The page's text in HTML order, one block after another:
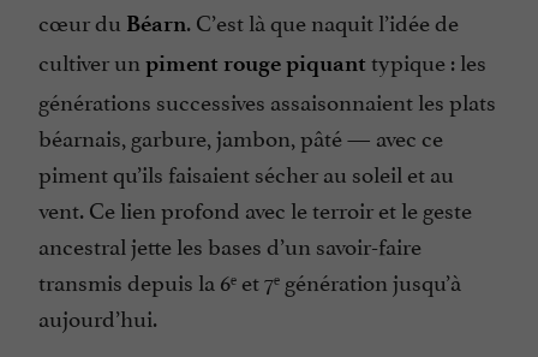
cœur du Béarn. C’est là que naquit l’idée de
cultiver un piment rouge piquant typique : les
générations successives assaisonnaient les plats
béarnais, garbure, jambon, pâté — avec ce
piment qu’ils faisaient sécher au soleil et au
vent. Ce lien profond avec le terroir et le geste
ancestral jette les bases d’un savoir-faire
transmis depuis la 6ᵉ et 7ᵉ génération jusqu’à
aujourd’hui.